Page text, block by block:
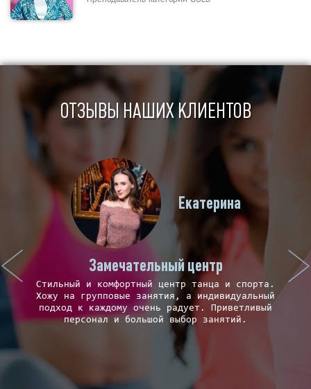
ОТЗЫВЫ НАШИХ КЛИЕНТОВ
Екатерина
Замечательный центр
Стильный и комфортный центр танца и спорта.
Хожу на групповые занятия, а индивидуальный
подход к каждому очень радует. Приветливый
персонал и большой выбор занятий.